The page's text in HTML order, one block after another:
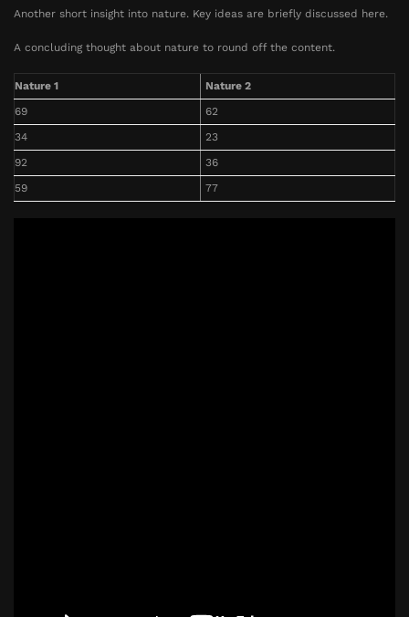
Another short insight into nature. Key ideas are briefly discussed here.
A concluding thought about nature to round off the content.
Nature 1
Nature 2
69
62
34
23
92
36
59
77